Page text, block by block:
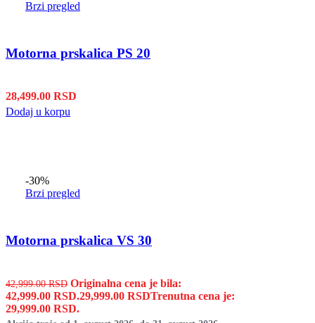
Brzi pregled
Motorna prskalica PS 20
28,499.00 RSD
Dodaj u korpu
-30%
Brzi pregled
Motorna prskalica VS 30
42,999.00RSD Originalna cena je bila:
42,999.00 RSD.29,999.00 RSDTrenutna cena je:
29,999.00 RSD.